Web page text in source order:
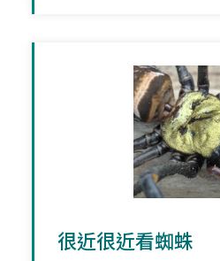
很近很近看蜘蛛